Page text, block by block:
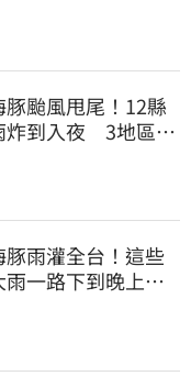
颱風甩尾！12縣
炸到入夜 3地區有
雨灌全台！這些
一路下到晚上 3